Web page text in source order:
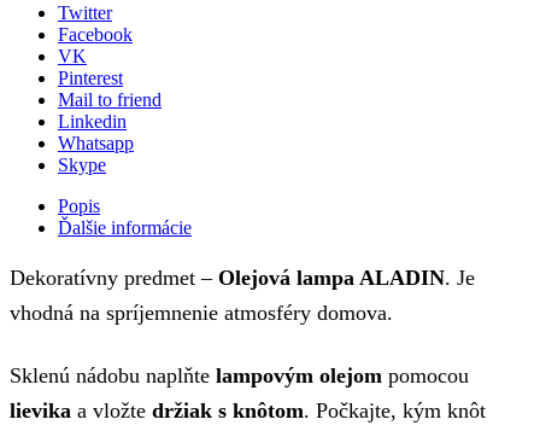
Twitter
Facebook
VK
Pinterest
Mail to friend
Linkedin
Whatsapp
Skype
Popis
Ďalšie informácie
Dekoratívny predmet – Olejová lampa ALADIN. Je
vhodná na spríjemnenie atmosféry domova.
Sklenú nádobu naplňte lampovým olejom pomocou
lievika a vložte držiak s knôtom. Počkajte, kým knôt